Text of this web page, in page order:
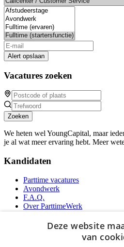
Alert opslaan
Vacatures zoeken
Zoeken
We heten wel YoungCapital, maar
je al wat meer ervaring hebt. Meer
Kandidaten
Parttime vacatures
Avondwerk
F.A.Q.
Over ParttimeWerk
YoungCapital Android App
Deze website
van